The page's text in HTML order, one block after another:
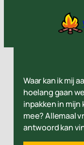
Waar kan ik mij
hoelang gaan
inpakken in
mee? Allemaal
antwoord kan